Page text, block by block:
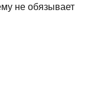
не обязывает